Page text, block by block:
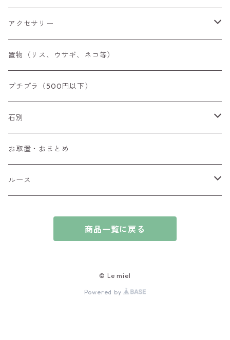
アクセサリー
空枠
リング
ペンダントトップ
ブローチ
チャーム
ブレスレット
置物（リス、ウサギ、ネコ等）
プチプラ（500円以下）
石別
アイオライト
アウイナイト
アクアマリン
お取置・おまとめ
ルース
カボションカット
商品一覧に戻る
© Le miel
Powered by